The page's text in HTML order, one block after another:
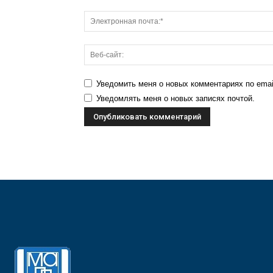
Уведомить меня о новых комментариях по
Уведомлять меня о новых записях почтой.